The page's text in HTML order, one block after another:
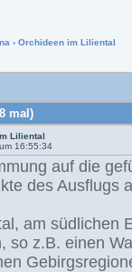
› Orchideen im Liliental
mal)
Liliental
16:55:34
auf die
des Ausflugs
am südlichen
so z.B. einen